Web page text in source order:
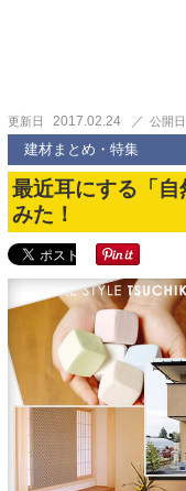
更新日 2017.02.24 公開日
建材まとめ・特集
最近耳にする「
みた！